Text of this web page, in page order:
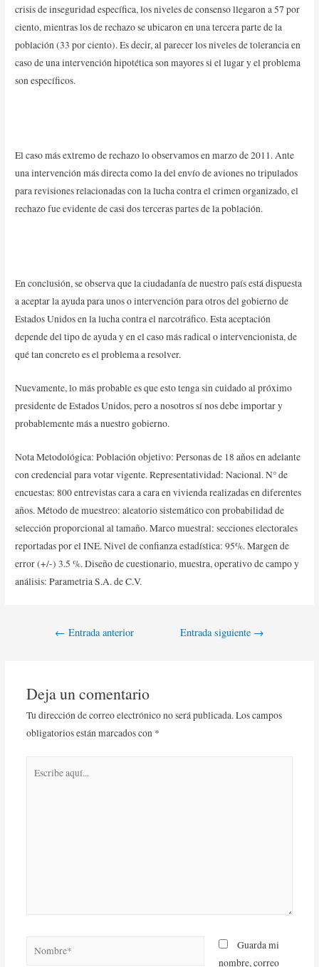
crisis de inseguridad específica, los niveles de consenso llegaron a 57 por
ciento, mientras los de rechazo se ubicaron en una tercera parte de la
población (33 por ciento). Es decir, al parecer los niveles de tolerancia en
caso de una intervención hipotética son mayores si el lugar y el problema
son específicos.
El caso más extremo de rechazo lo observamos en marzo de 2011. Ante
una intervención más directa como la del envío de aviones no tripulados
para revisiones relacionadas con la lucha contra el crimen organizado, el
rechazo fue evidente de casi dos terceras partes de la población.
En conclusión, se observa que la ciudadanía de nuestro país está dispuesta
a aceptar la ayuda para unos o intervención para otros del gobierno de
Estados Unidos en la lucha contra el narcotráfico. Esta aceptación
depende del tipo de ayuda y en el caso más radical o intervencionista, de
qué tan concreto es el problema a resolver.
Nuevamente, lo más probable es que esto tenga sin cuidado al próximo
presidente de Estados Unidos, pero a nosotros sí nos debe importar y
probablemente más a nuestro gobierno.
Nota Metodológica: Población objetivo: Personas de 18 años en adelante
con credencial para votar vigente. Representatividad: Nacional. N° de
encuestas: 800 entrevistas cara a cara en vivienda realizadas en diferentes
años. Método de muestreo: aleatorio sistemático con probabilidad de
selección proporcional al tamaño. Marco muestral: secciones electorales
reportadas por el INE. Nivel de confianza estadística: 95%. Margen de
error (+/-) 3.5 %. Diseño de cuestionario, muestra, operativo de campo y
análisis: Parametria S.A. de C.V.
← Entrada anterior Entrada siguiente →
Deja un comentario
Tu dirección de correo electrónico no será publicada. Los campos
obligatorios están marcados con *
Guarda mi
nombre, correo